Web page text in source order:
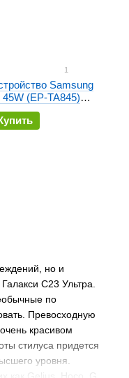
но и
С23 Ультра.
по
Превосходную
красивом
стилуса придется
уровня.
1
Samsung
(EP-TA845)